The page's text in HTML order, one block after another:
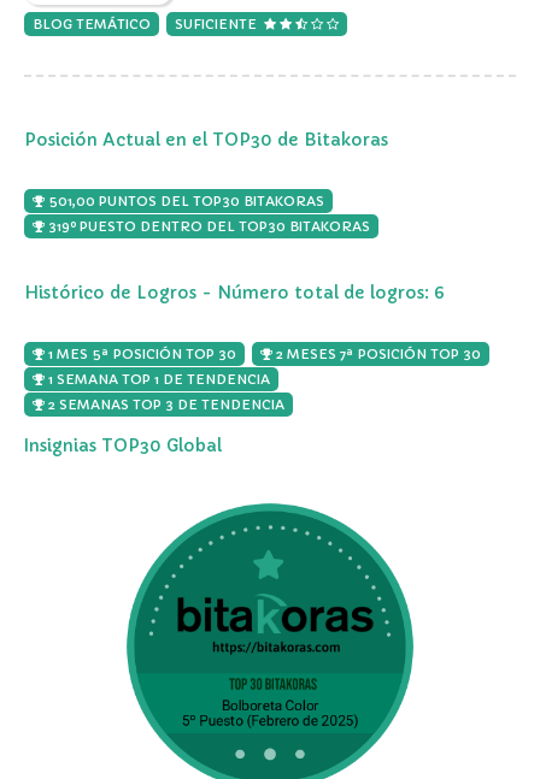
BLOG TEMÁTICO SUFICIENTE
Posición Actual en el TOP30 de Bitakoras
501,00 PUNTOS DEL TOP30 BITAKORAS
319º PUESTO DENTRO DEL TOP30 BITAKORAS
Histórico de Logros - Número total de logros: 6
1 MES 5ª POSICIÓN TOP 30
2 MESES 7ª POSICIÓN TOP 30
1 SEMANA TOP 1 DE TENDENCIA
2 SEMANAS TOP 3 DE TENDENCIA
Insignias TOP30 Global